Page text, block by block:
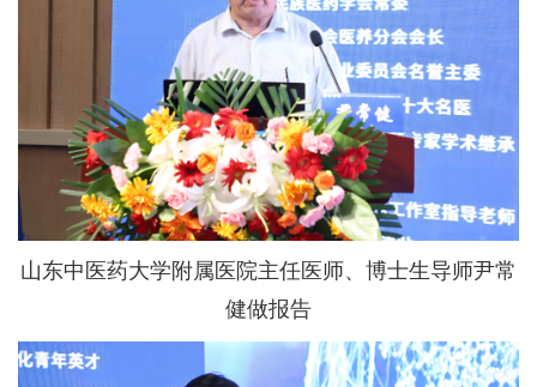
山东中医药大学附属医院主任医师、博士生导师尹常
健做报告